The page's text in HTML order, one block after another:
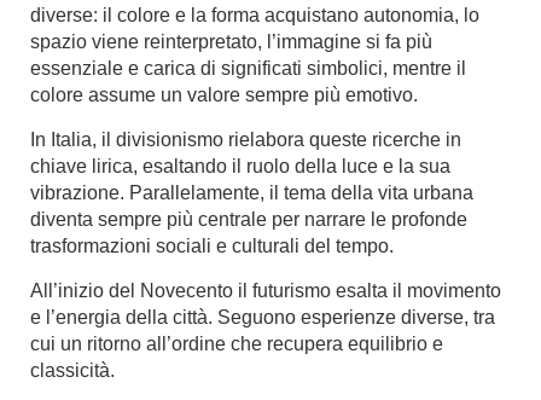
diverse: il colore e la forma acquistano autonomia, lo
spazio viene reinterpretato, l’immagine si fa più
essenziale e carica di significati simbolici, mentre il
colore assume un valore sempre più emotivo.
In Italia, il divisionismo rielabora queste ricerche in
chiave lirica, esaltando il ruolo della luce e la sua
vibrazione. Parallelamente, il tema della vita urbana
diventa sempre più centrale per narrare le profonde
trasformazioni sociali e culturali del tempo.
All’inizio del Novecento il futurismo esalta il movimento
e l’energia della città. Seguono esperienze diverse, tra
cui un ritorno all’ordine che recupera equilibrio e
classicità.